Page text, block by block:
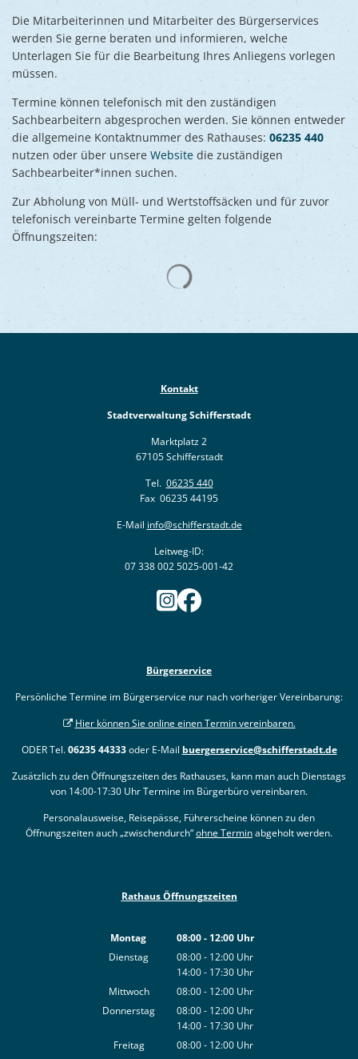
Die Mitarbeiterinnen und Mitarbeiter des Bürgerservices
werden Sie gerne beraten und informieren, welche
Unterlagen Sie für die Bearbeitung Ihres Anliegens vorlegen
müssen.
Termine können telefonisch mit den zuständigen
Sachbearbeitern abgesprochen werden. Sie können entweder
die allgemeine Kontaktnummer des Rathauses: 06235 440
nutzen oder über unsere Website die zuständigen
Sachbearbeiter*innen suchen.
Zur Abholung von Müll- und Wertstoffsäcken und für zuvor
telefonisch vereinbarte Termine gelten folgende
Öffnungszeiten:
Suchergebnisse werden
Kontakt
Stadtverwaltung Schifferstadt
Marktplatz 2
67105 Schifferstadt
Tel. 06235 440
Fax 06235 44195
E-Mail info@schifferstadt.de
Leitweg-ID:
07 338 002 5025-001-42
Bürgerservice
Persönliche Termine im Bürgerservice nur nach vorheriger Vereinbarung:
Hier können Sie online einen Termin vereinbaren.
ODER Tel.06235 44333oder E-Mail buergerservice@schifferstadt.de
Zusätzlich zu den Öffnungszeiten des Rathauses, kann man auch Dienstags
von 14:00-17:30 Uhr Termine im Bürgerbüro vereinbaren.
Personalausweise, Reisepässe, Führerscheine können zu den
Öffnungszeiten auch „zwischendurch“ohne Terminabgeholt werden.
Rathaus Öffnungszeiten
Montag 08:00- 12:00Uhr
Von 08:00 bis 12:00 Uhr
Dienstag 08:00- 12:00 Uhr
Von 08:00 bis 12:00 Uhr
14:00- 17:30 Uhr
Von 14:00 bis 17:30 Uhr
Mittwoch 08:00- 12:00 Uhr
Von 08:00 bis 12:00 Uhr
Donnerstag 08:00- 12:00 Uhr
Von 08:00 bis 12:00 Uhr
14:00- 17:30 Uhr
Von 14:00 bis 17:30 Uhr
Freitag 08:00- 12:00 Uhr